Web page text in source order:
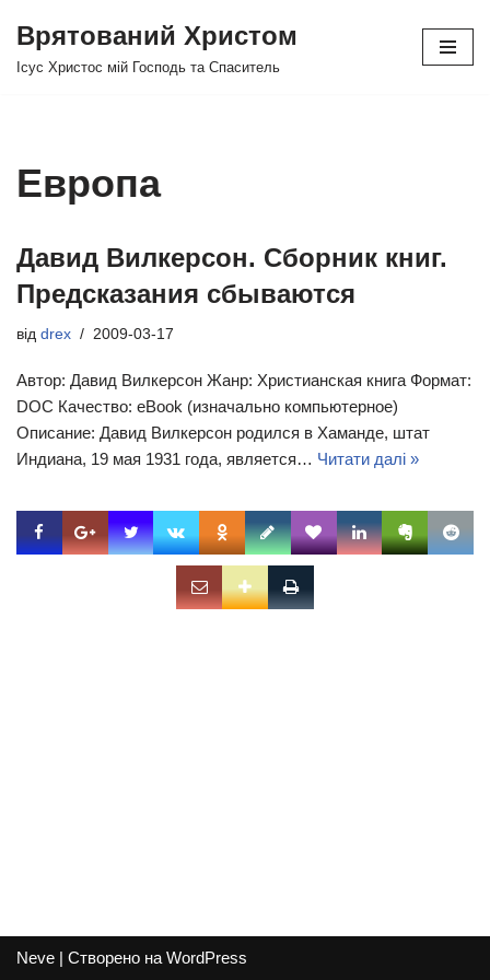
Перейти
Врятований Христом
Ісус Христос мій Господь та Спаситель
Европа
Давид Вилкерсон. Сборник книг.
Предсказания сбываются
від drex 2009-03-17
Автор: Давид Вилкерсон Жанр: Христианская книга Формат:
DOC Качество: eBook (изначально компьютерное)
Описание: Давид Вилкерсон родился в Хаманде, штат
Индиана, 19 мая 1931 года, является… Читати далі »
Neve | Створено на WordPress